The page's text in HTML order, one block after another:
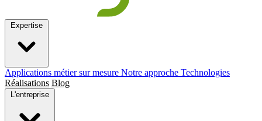
Applications métier sur mesure Notre approche Technologies
Réalisations Blog